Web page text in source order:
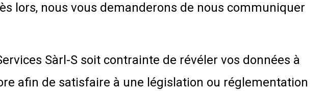
lors, nous vous demanderons de nous communiquer
Sàrl-S soit contrainte de révéler vos données à
afin de satisfaire à une législation ou réglementation